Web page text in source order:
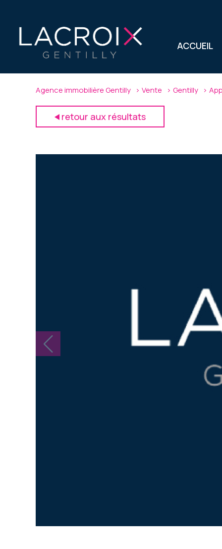
ACCUEIL
Agence immobilière Gentilly Vente Gentilly
retour aux résultats